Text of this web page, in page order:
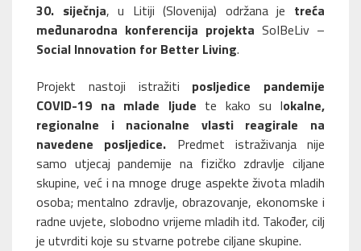
30. siječnja, u Litiji (Slovenija) održana je treća
međunarodna konferencija projekta SoIBeLiv –
Social Innovation for Better Living.
Projekt nastoji istražiti posljedice pandemije
COVID-19 na mlade ljude te kako su lokalne,
regionalne i nacionalne vlasti reagirale na
navedene posljedice. Predmet istraživanja nije
samo utjecaj pandemije na fizičko zdravlje ciljane
skupine, već i na mnoge druge aspekte života mladih
osoba; mentalno zdravlje, obrazovanje, ekonomske i
radne uvjete, slobodno vrijeme mladih itd. Također, cilj
je utvrditi koje su stvarne potrebe ciljane skupine.